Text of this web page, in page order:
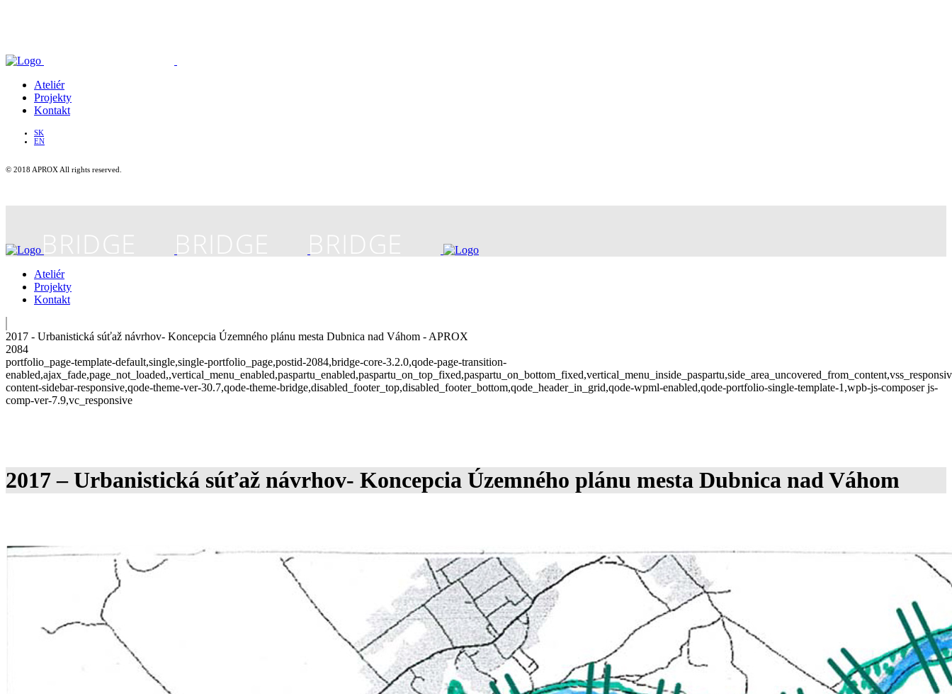
Ateliér
Projekty
Kontakt
SK
EN
© 2018 APROX All rights reserved.
Ateliér
Projekty
Kontakt
2017 - Urbanistická súťaž návrhov- Koncepcia Územného plánu mesta Dubnica nad Váhom - APROX
2084
portfolio_page-template-default,single,single-portfolio_page,postid-2084,bridge-core-3.2.0,qode-page-transition-
content-sidebar-responsive,qode-theme-ver-30.7,qode-theme-bridge,disabled_footer_top,disabled_footer_bottom,qode_header_in_grid,qode-wpml-enabled,qode-portfolio-single-template-1,wpb-js-composer js-
comp-ver-7.9,vc_responsive
2017 – Urbanistická súťaž návrhov- Koncepcia Územného plánu mesta Dubnica nad Váhom